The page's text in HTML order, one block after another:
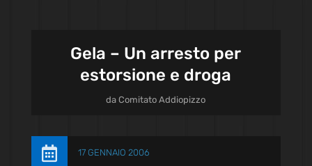
Gela – Un arresto per
estorsione e droga
daComitato Addiopizzo
 17 GENNAIO 2006